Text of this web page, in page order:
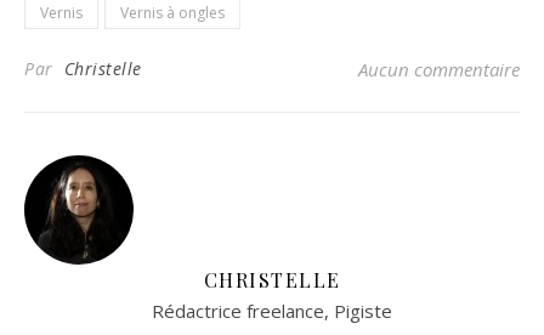
Vernis
Vernis à ongles
Par Christelle Aucun commentaire
CHRISTELLE
Rédactrice freelance, Pigiste